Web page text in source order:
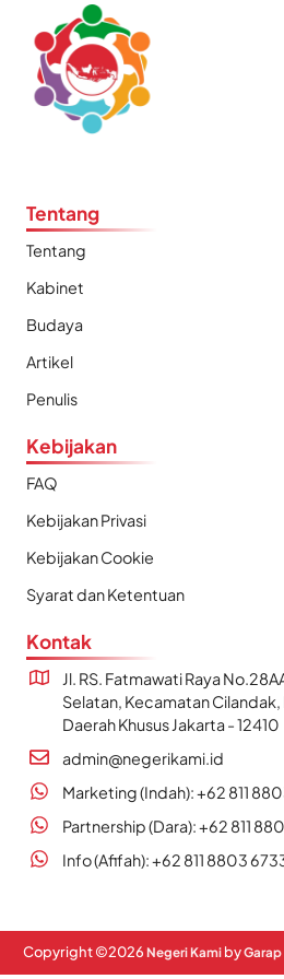
Tentang
Tentang
Kabinet
Budaya
Artikel
Penulis
Kebijakan
FAQ
Kebijakan Privasi
Kebijakan Cookie
Syarat dan Ketentuan
Kontak
Jl. RS. Fatmawati Raya
Selatan, Kecamatan
Daerah Khusus Jakarta - 12410
admin@negerikami.id
Marketing (Indah): +62 811
Partnership (Dara): +62 811
Info (Afifah): +62 811 8803
Copyright ©2026 Negeri Kami by